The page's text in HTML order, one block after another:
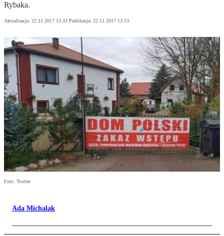
Rybaka.
Aktualizacja: 22.11.2017 13:33 Publikacja: 22.11.2017 13:13
Foto: Twitter
Ada Michalak